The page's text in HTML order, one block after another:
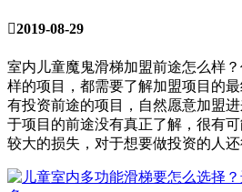
2019-08-29
室内儿童魔鬼滑梯加盟前途怎么样
样的项目，都需要了解加盟项目的
有投资前途的项目，自然愿意加盟
于项目的前途没有真正了解，很有
较大的损失，对于想要做投资的人还